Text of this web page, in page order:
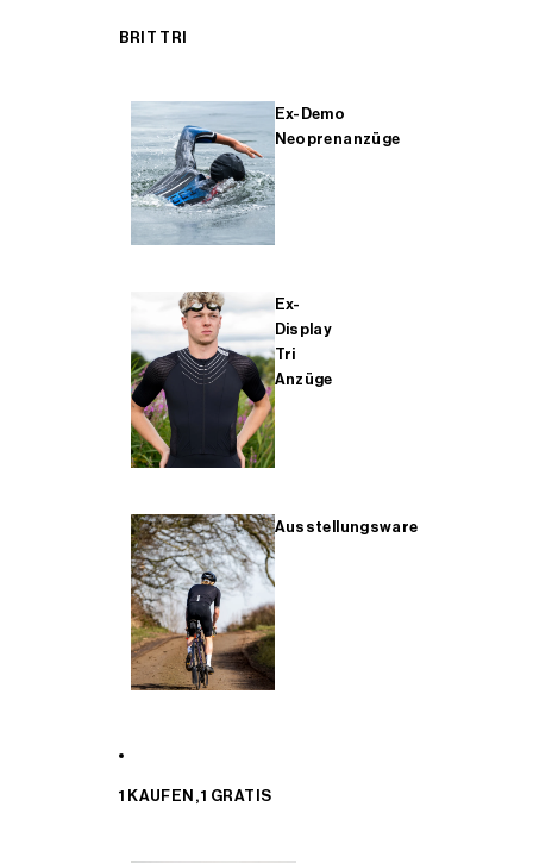
BRIT TRI
Ex-Demo
Neoprenanzüge
Ex-
Display
Tri
Anzüge
Ausstellungsware
1 KAUFEN, 1 GRATIS